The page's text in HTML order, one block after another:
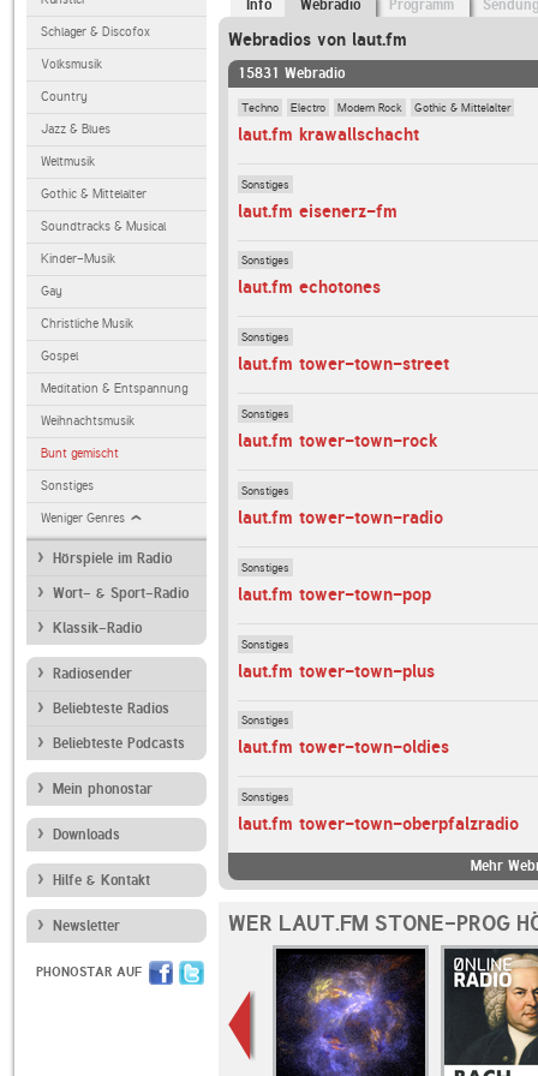
Schlager & Discofox
Volksmusik
Country
Jazz & Blues
Weltmusik
Gothic & Mittelalter
Soundtracks & Musical
Kinder-Musik
Gay
Christliche Musik
Gospel
Meditation & Entspannung
Weihnachtsmusik
Bunt gemischt
Sonstiges
Weniger Genres
Hörspiele im Radio
Wort- & Sport-Radio
Klassik-Radio
Radiosender
Beliebteste Radios
Beliebteste Podcasts
Mein phonostar
Downloads
Hilfe & Kontakt
Newsletter
PHONOSTAR AUF
Info Webradio Programm
Webradios von laut.fm
15831 Webradio
Techno Electro Modern Rock Gothic & Mittelalter
laut.fm krawallschacht
Sonstiges
laut.fm eisenerz-fm
Sonstiges
laut.fm echotones
Sonstiges
laut.fm tower-town-street
Sonstiges
laut.fm tower-town-rock
Sonstiges
laut.fm tower-town-radio
Sonstiges
laut.fm tower-town-pop
Sonstiges
laut.fm tower-town-plus
Sonstiges
laut.fm tower-town-oldies
Sonstiges
laut.fm tower-town-oberpfalzradio
Mehr
WER LAUT.FM STONE-PROG